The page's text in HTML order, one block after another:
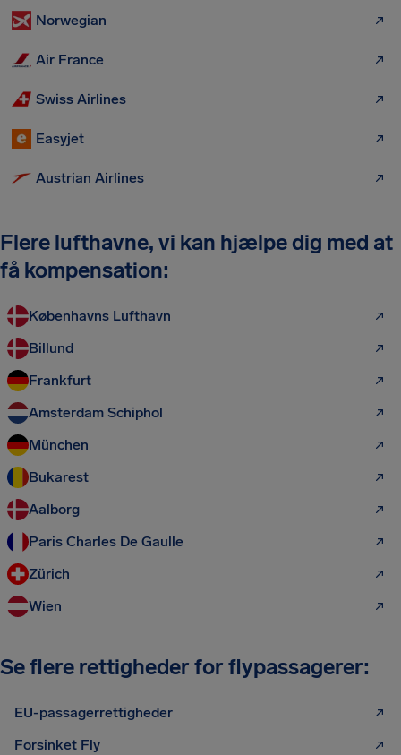
Norwegian
Air France
Swiss Airlines
Easyjet
Austrian Airlines
Flere lufthavne, vi kan hjælpe dig med at
få kompensation:
Københavns Lufthavn
Billund
Frankfurt
Amsterdam Schiphol
München
Bukarest
Aalborg
Paris Charles De Gaulle
Zürich
Wien
Se flere rettigheder for flypassagerer:
EU-passagerrettigheder
Forsinket Fly